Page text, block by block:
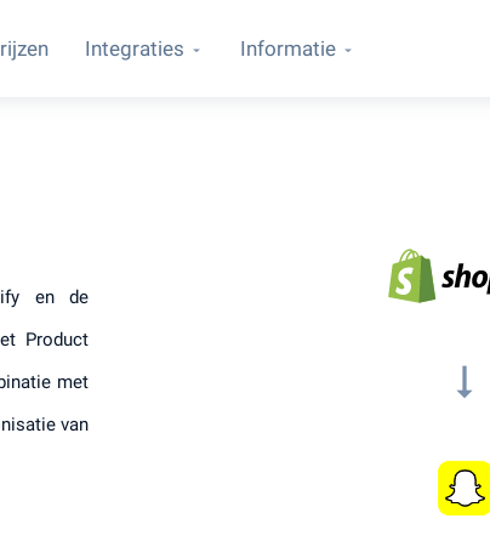
Integraties Informatie
en de
Product
met
van
arrow_right_alt